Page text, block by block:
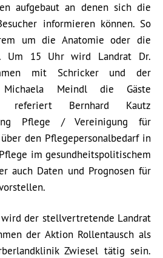
aufgebaut an denen sich die
informieren können. So
um die Anatomie oder die
Um 15 Uhr wird Landrat Dr.
mit Schricker und der
Michaela Meindl die Gäste
referiert Bernhard Kautz
Pflege / Vereinigung für
den Pflegepersonalbedarf in
im gesundheitspolitischem
auch Daten und Prognosen für
wird der stellvertretende Landrat
der Aktion Rollentausch als
Zwiesel tätig sein.